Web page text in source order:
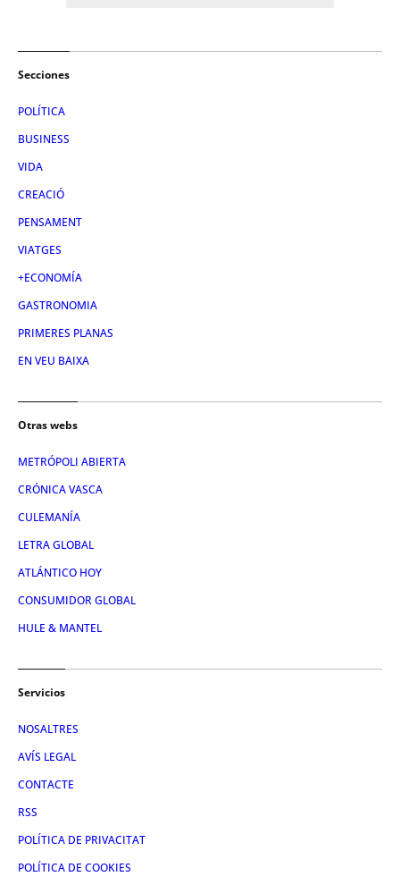
Secciones
POLÍTICA
BUSINESS
VIDA
CREACIÓ
PENSAMENT
VIATGES
+ECONOMÍA
GASTRONOMIA
PRIMERES PLANAS
EN VEU BAIXA
Otras webs
METRÓPOLI ABIERTA
CRÓNICA VASCA
CULEMANÍA
LETRA GLOBAL
ATLÁNTICO HOY
CONSUMIDOR GLOBAL
HULE & MANTEL
Servicios
NOSALTRES
AVÍS LEGAL
CONTACTE
RSS
POLÍTICA DE PRIVACITAT
POLÍTICA DE COOKIES